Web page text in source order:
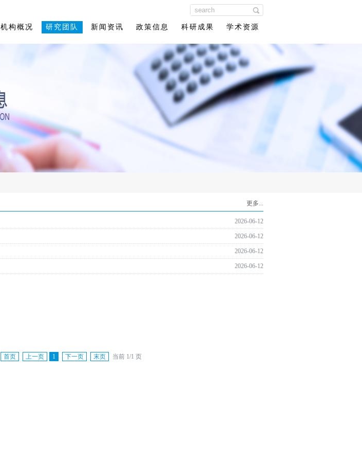
机构概况 研究团队 新闻资讯 政策信息 科研成果 学术资源
更多...
2026-06-12
2026-06-12
2026-06-12
2026-06-12
首页 上一页 1 下一页 末页 当前 1/1 页